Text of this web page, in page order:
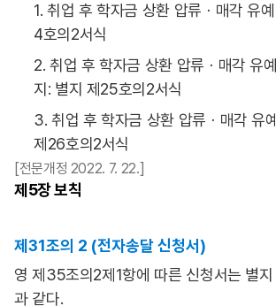
1. 취업 후 학자금 상환 압류ㆍ매각 유
4호의2서식
2. 취업 후 학자금 상환 압류ㆍ매각 유
지: 별지 제25호의2서식
3. 취업 후 학자금 상환 압류ㆍ매각 유
제26호의2서식
[전문개정 2022. 7. 22.]
제5장보칙
제31조의 2 (전자송달 신청서)
영 제35조의2제1항에 따른 신청서는 별
과 같다.